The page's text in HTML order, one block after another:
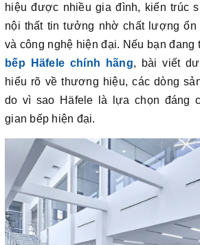
hiệu được nhiều gia đình, kiến trúc
nội thất tin tưởng nhờ chất lượng ổn
và công nghệ hiện đại. Nếu bạn đang
bếp Häfele chính hãng, bài viết
hiểu rõ về thương hiệu, các dòng
do vì sao Häfele là lựa chọn đáng
gian bếp hiện đại.